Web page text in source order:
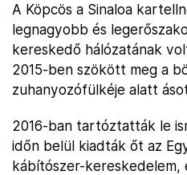
A Köpcös a Sinaloa
legnagyobb és
kereskedő hálózatának
2015-ben szökött meg a
zuhanyozófülkéje alatt
2016-ban tartóztatták le
időn belül kiadták őt az
kábítószer-kereskedelem,